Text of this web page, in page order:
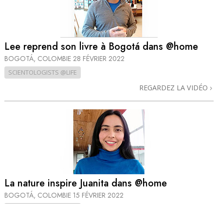
Lee reprend son livre à Bogotá dans @home
BOGOTÁ, COLOMBIE 28 FÉVRIER 2022
SCIENTOLOGISTS @LIFE
REGARDEZ LA VIDÉO
La nature inspire Juanita dans @home
BOGOTÁ, COLOMBIE 15 FÉVRIER 2022